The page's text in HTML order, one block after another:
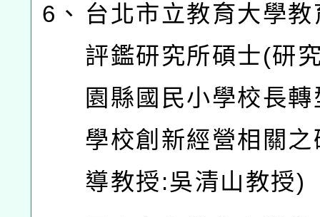
6、 台北市立教育大學
評鑑研究所碩士(研
園縣國民小學校長
學校創新經營相關
導教授:吳清山教授)